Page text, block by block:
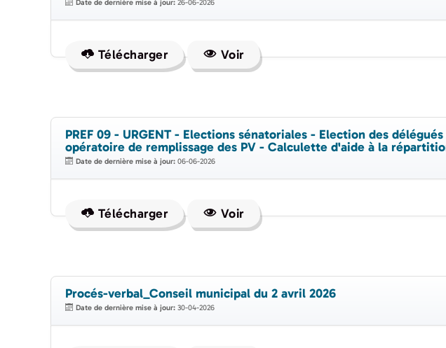
Date de dernière mise à jour: 26-06-2026
Télécharger Voir
PREF 09 - URGENT - Elections sénatoriales - Election des
opératoire de remplissage des PV - Calculette d'aide à la
Date de dernière mise à jour: 06-06-2026
Télécharger Voir
Procés-verbal_Conseil municipal du 2 avril 2026
Date de dernière mise à jour: 30-04-2026